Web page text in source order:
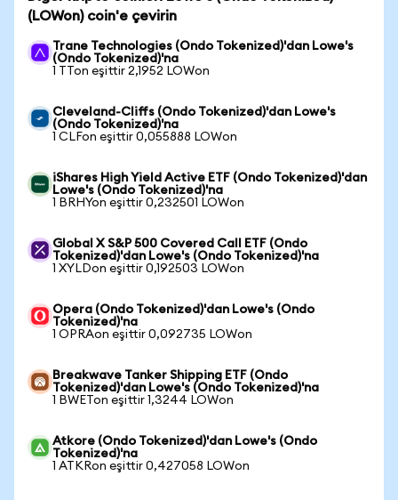
(LOWon) coin'e çevirin
Trane Technologies (Ondo Tokenized)'dan Lowe's
(Ondo Tokenized)'na
1 TTon eşittir 2,1952 LOWon
Cleveland-Cliffs (Ondo Tokenized)'dan Lowe's
(Ondo Tokenized)'na
1 CLFon eşittir 0,055888 LOWon
iShares High Yield Active ETF (Ondo Tokenized)'dan
Lowe's (Ondo Tokenized)'na
1 BRHYon eşittir 0,232501 LOWon
Global X S&P 500 Covered Call ETF (Ondo
Tokenized)'dan Lowe's (Ondo Tokenized)'na
1 XYLDon eşittir 0,192503 LOWon
Opera (Ondo Tokenized)'dan Lowe's (Ondo
Tokenized)'na
1 OPRAon eşittir 0,092735 LOWon
Breakwave Tanker Shipping ETF (Ondo
Tokenized)'dan Lowe's (Ondo Tokenized)'na
1 BWETon eşittir 1,3244 LOWon
Atkore (Ondo Tokenized)'dan Lowe's (Ondo
Tokenized)'na
1 ATKRon eşittir 0,427058 LOWon